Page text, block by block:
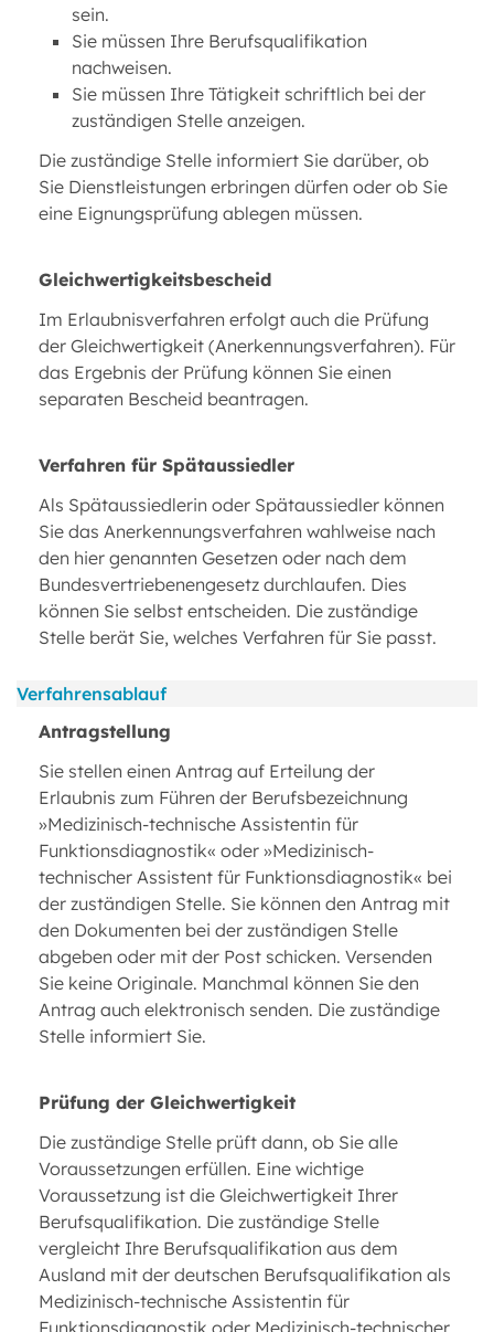
sein.
Sie müssen Ihre Berufsqualifikation
nachweisen.
Sie müssen Ihre Tätigkeit schriftlich bei der
zuständigen Stelle anzeigen.
Die zuständige Stelle informiert Sie darüber, ob
Sie Dienstleistungen erbringen dürfen oder ob Sie
eine Eignungsprüfung ablegen müssen.
Gleichwertigkeitsbescheid
Im Erlaubnisverfahren erfolgt auch die Prüfung
der Gleichwertigkeit (Anerkennungsverfahren). Für
das Ergebnis der Prüfung können Sie einen
separaten Bescheid beantragen.
Verfahren für Spätaussiedler
Als Spätaussiedlerin oder Spätaussiedler können
Sie das Anerkennungsverfahren wahlweise nach
den hier genannten Gesetzen oder nach dem
Bundesvertriebenengesetz durchlaufen. Dies
können Sie selbst entscheiden. Die zuständige
Stelle berät Sie, welches Verfahren für Sie passt.
Verfahrensablauf
Antragstellung
Sie stellen einen Antrag auf Erteilung der
Erlaubnis zum Führen der Berufsbezeichnung
»Medizinisch-technische Assistentin für
Funktionsdiagnostik« oder »Medizinisch-
technischer Assistent für Funktionsdiagnostik« bei
der zuständigen Stelle. Sie können den Antrag mit
den Dokumenten bei der zuständigen Stelle
abgeben oder mit der Post schicken. Versenden
Sie keine Originale. Manchmal können Sie den
Antrag auch elektronisch senden. Die zuständige
Stelle informiert Sie.
Prüfung der Gleichwertigkeit
Die zuständige Stelle prüft dann, ob Sie alle
Voraussetzungen erfüllen. Eine wichtige
Voraussetzung ist die Gleichwertigkeit Ihrer
Berufsqualifikation. Die zuständige Stelle
vergleicht Ihre Berufsqualifikation aus dem
Ausland mit der deutschen Berufsqualifikation als
Medizinisch-technische Assistentin für
Funktionsdiagnostik oder Medizinisch-technischer